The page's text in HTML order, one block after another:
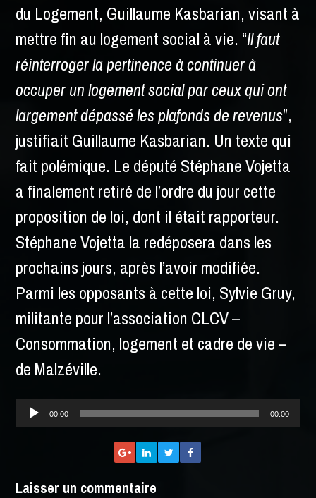
du Logement, Guillaume Kasbarian, visant à
mettre fin au logement social à vie. “Il faut
réinterroger la pertinence à continuer à
occuper un logement social par ceux qui ont
largement dépassé les plafonds de revenus”,
justifiait Guillaume Kasbarian. Un texte qui
fait polémique. Le député Stéphane Vojetta
a finalement retiré de l’ordre du jour cette
proposition de loi, dont il était rapporteur.
Stéphane Vojetta la redéposera dans les
prochains jours, après l’avoir modifiée.
Parmi les opposants à cette loi, Sylvie Gruy,
militante pour l’association CLCV –
Consommation, logement et cadre de vie –
de Malzéville.
Lecteur
audio
00:00 00:00
Laisser un commentaire